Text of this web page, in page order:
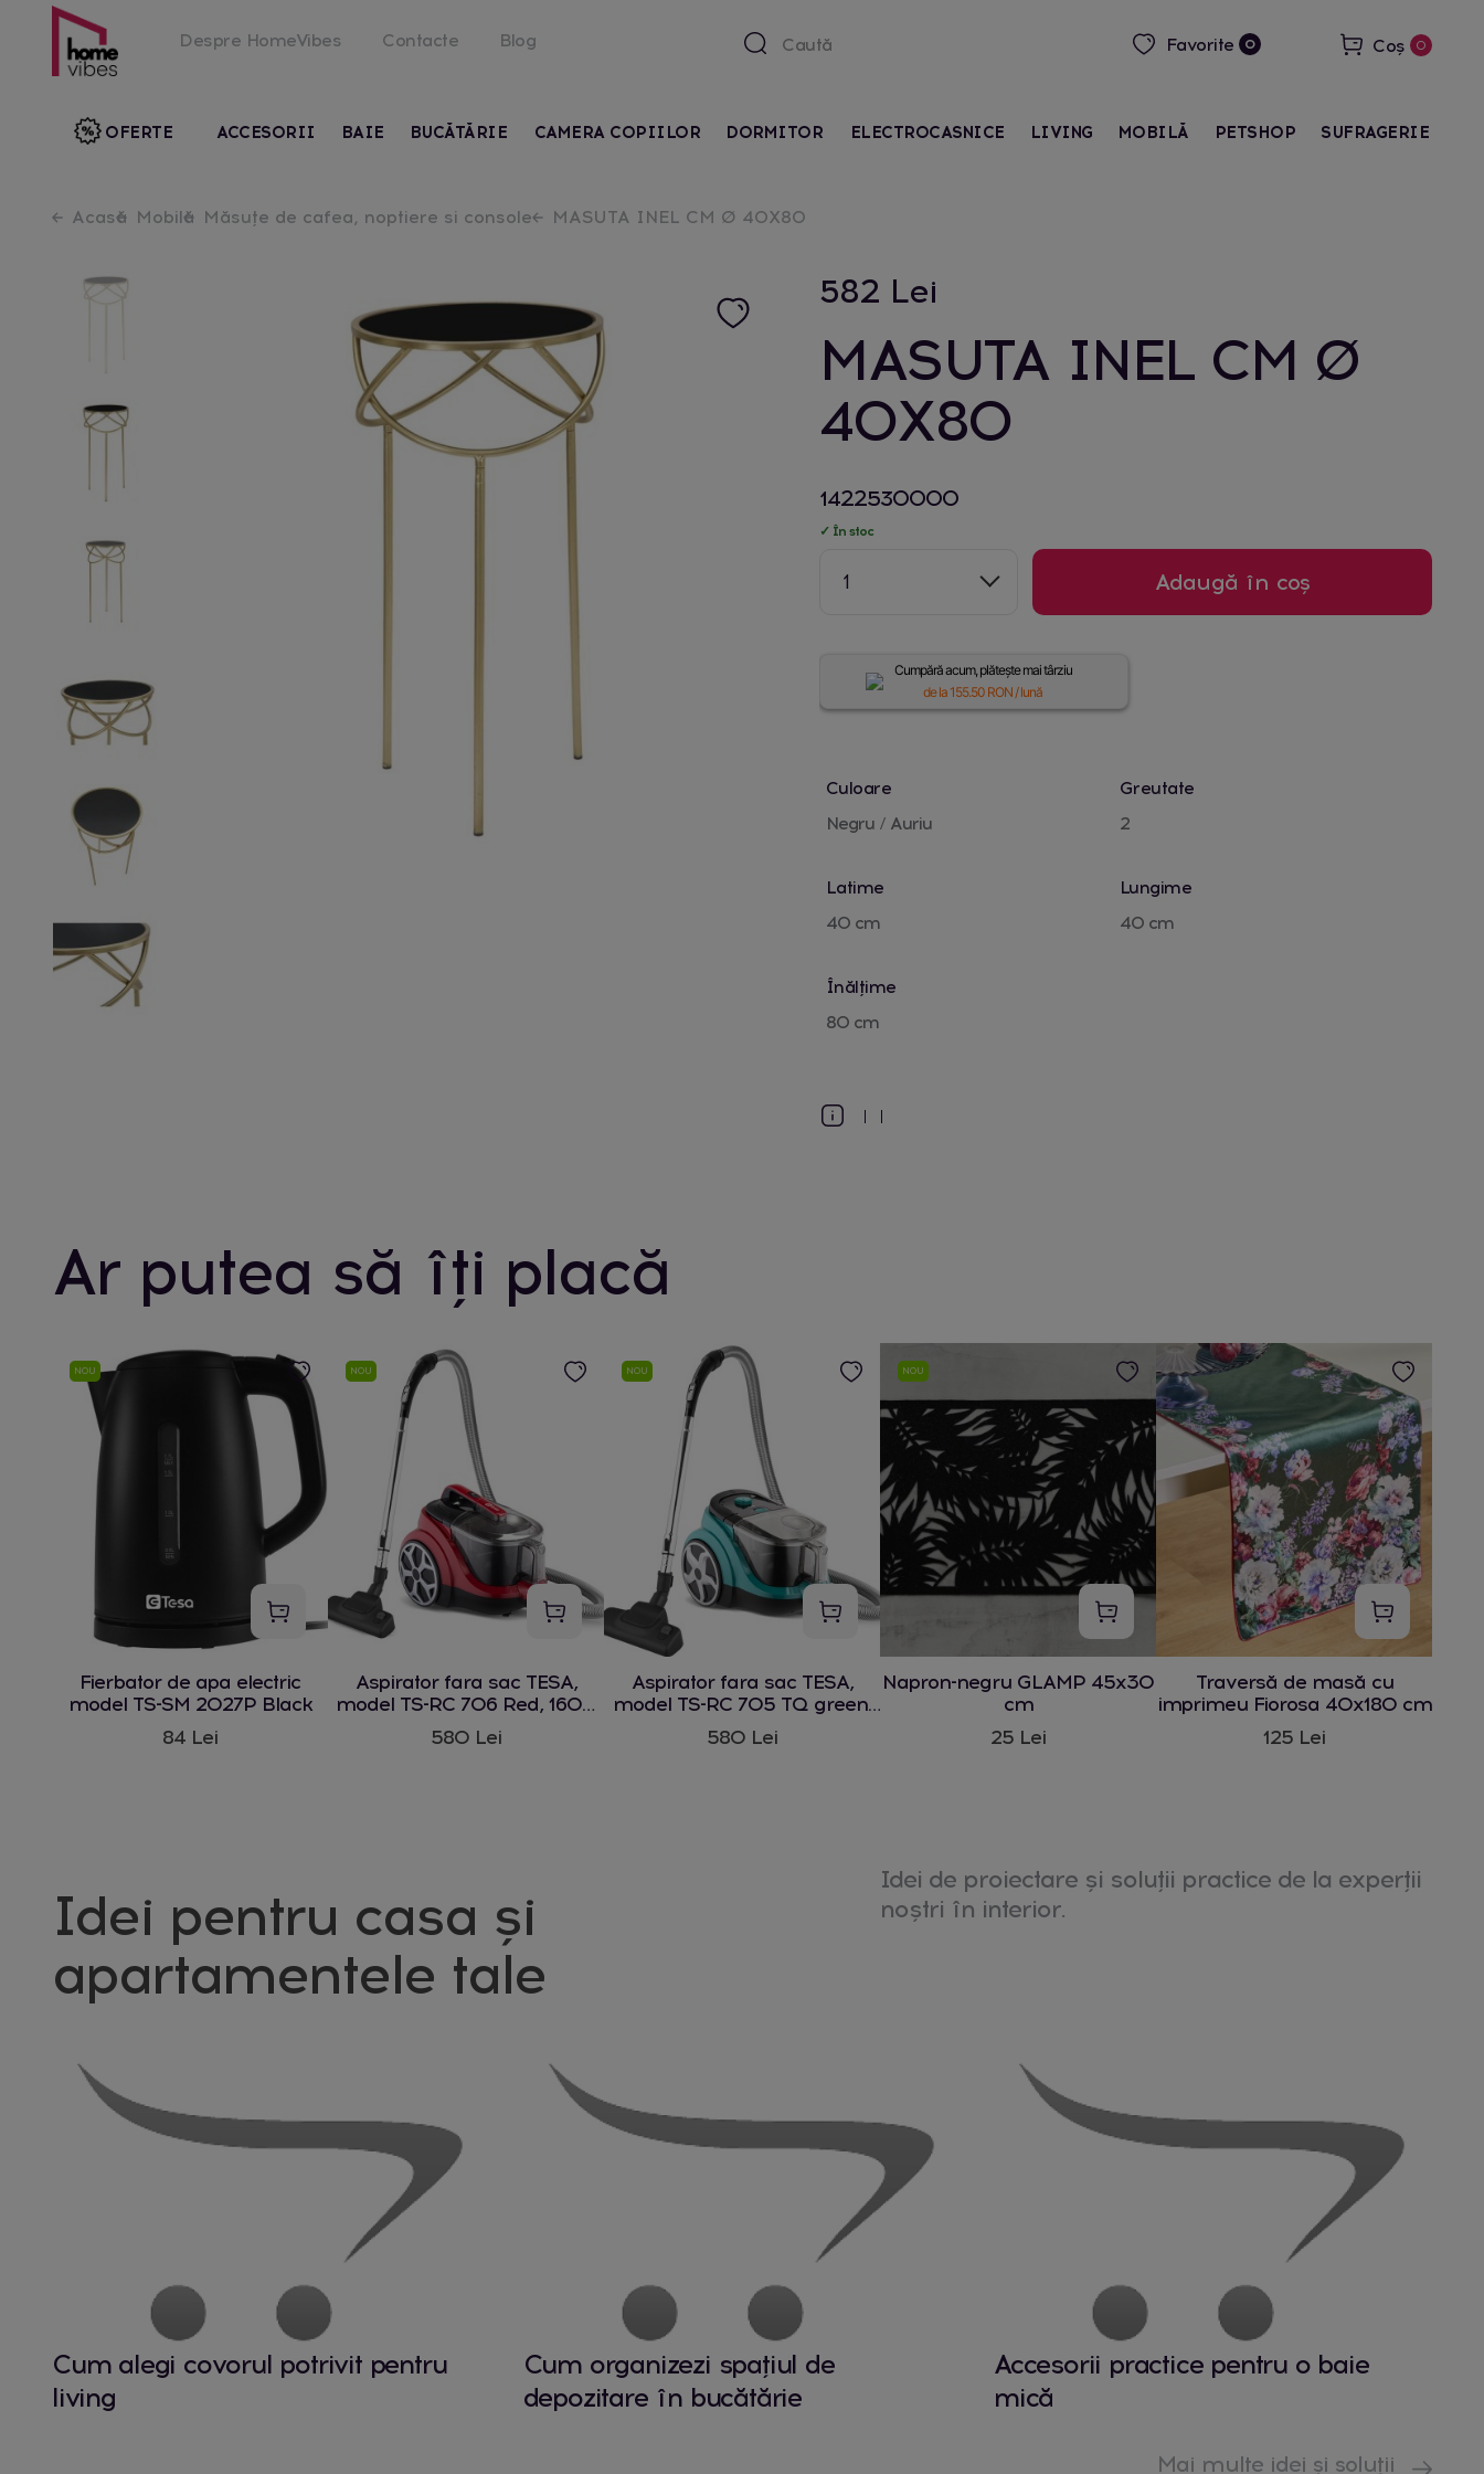
Despre HomeVibes Contacte Blog Favorite 0 Coș 0
ACCESORII BAIE BUCĂTĂRIE CAMERA COPIILOR DORMITOR ELECTROCASNICE LIVING MOBILĂ
OFERTE PETSHOP SUFRAGERIE
Acasă Mobilă Măsuțe de cafea, noptiere si console MASUTA INEL CM Ø 40X80
582 Lei
MASUTA INEL CM Ø
40X80
1422530000
✓ În stoc
1 Adaugă în coș
Cumpără acum, plătește mai târziu
de la155.50 RON / lună
Culoare
Negru / Auriu
Greutate
2
Latime
40 cm
Lungime
40 cm
Înălțime
80 cm
Ar putea să îți placă
NOU
Fierbator de apa electric
model TS-SM 2027P Black
84 Lei
NOU
Aspirator fara sac TESA,
model TS-RC 706 Red, 1600
W
580 Lei
NOU
Aspirator fara sac TESA,
model TS-RC 705 TQ green,
1600 W
580 Lei
NOU
Napron-negru GLAMP 45x30
cm
25 Lei
Traversă de masă cu
imprimeu Fiorosa 40x180 cm
125 Lei
Idei pentru casa și
apartamentele tale
Idei de proiectare și soluții practice de la experții
noștri în interior.
Cum alegi covorul potrivit pentru
living
Cum organizezi spațiul de
depozitare în bucătărie
Accesorii practice pentru o baie
mică
Mai multe idei și soluții